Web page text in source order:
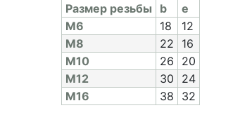
Раз­мер резь­бы b
e
M6
18
12
M8
22
16
M10
26
20
M12
30
24
M16
38 32